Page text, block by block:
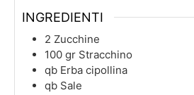
INGREDIENTI
2 Zucchine
100 gr Stracchino
qb Erba cipollina
qb Sale